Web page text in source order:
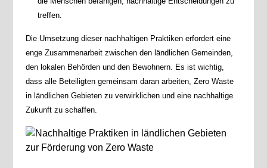
treffen.
Die Umsetzung dieser nachhaltigen Praktiken erfordert eine
enge Zusammenarbeit zwischen den ländlichen Gemeinden,
den lokalen Behörden und den Bewohnern. Es ist wichtig,
dass alle Beteiligten gemeinsam daran arbeiten, Zero Waste
in ländlichen Gebieten zu verwirklichen und eine nachhaltige
Zukunft zu schaffen.